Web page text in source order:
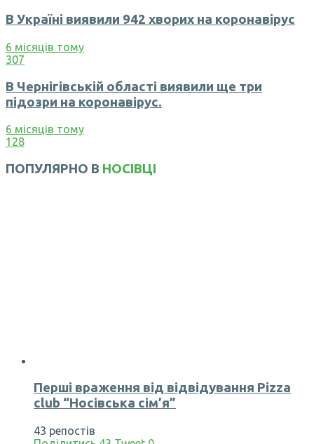
В Україні виявили 942 хворих на коронавірус
6 місяців тому
307
В Чернігівській області виявили ще три
підозри на коронавірус.
6 місяців тому
128
ПОПУЛЯРНО В НОСІВЦІ
Перші враження від відвідування Pizza
club “Носівська сім’я”
43 репостів